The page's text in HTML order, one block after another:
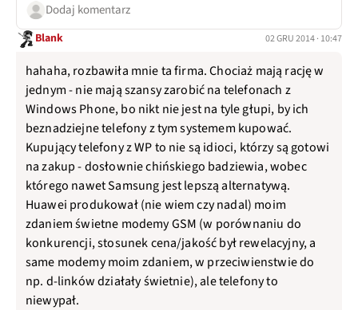
Dodaj komentarz
Blank 02 GRU 2014 · 10:47
hahaha, rozbawiła mnie ta firma. Chociaż mają rację w
jednym - nie mają szansy zarobić na telefonach z
Windows Phone, bo nikt nie jest na tyle głupi, by ich
beznadziejne telefony z tym systemem kupować.
Kupujący telefony z WP to nie są idioci, którzy są gotowi
na zakup - dosłownie chińskiego badziewia, wobec
którego nawet Samsung jest lepszą alternatywą.
Huawei produkował (nie wiem czy nadal) moim
zdaniem świetne modemy GSM (w porównaniu do
konkurencji, stosunek cena/jakość był rewelacyjny, a
same modemy moim zdaniem, w przeciwienstwie do
np. d-linków działały świetnie), ale telefony to
niewypał.